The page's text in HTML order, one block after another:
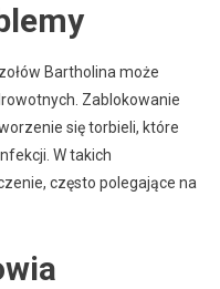
Bartholina może
Zablokowanie
się torbieli, które
W takich
często polegające na